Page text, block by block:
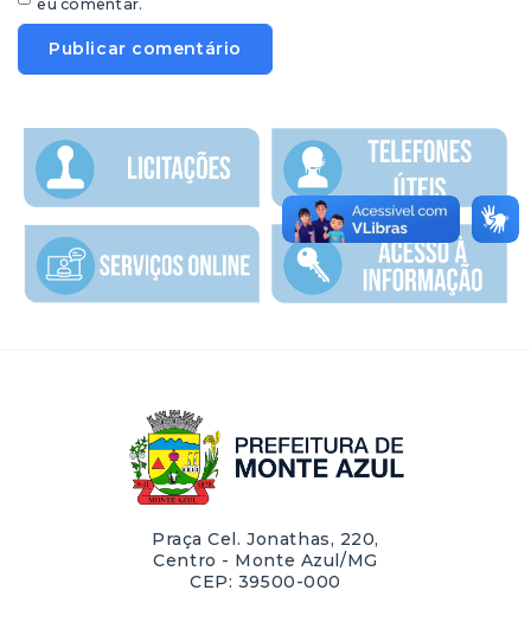
eu comentar.
Praça Cel. Jonathas, 220,
Centro - Monte Azul/MG
CEP: 39500-000